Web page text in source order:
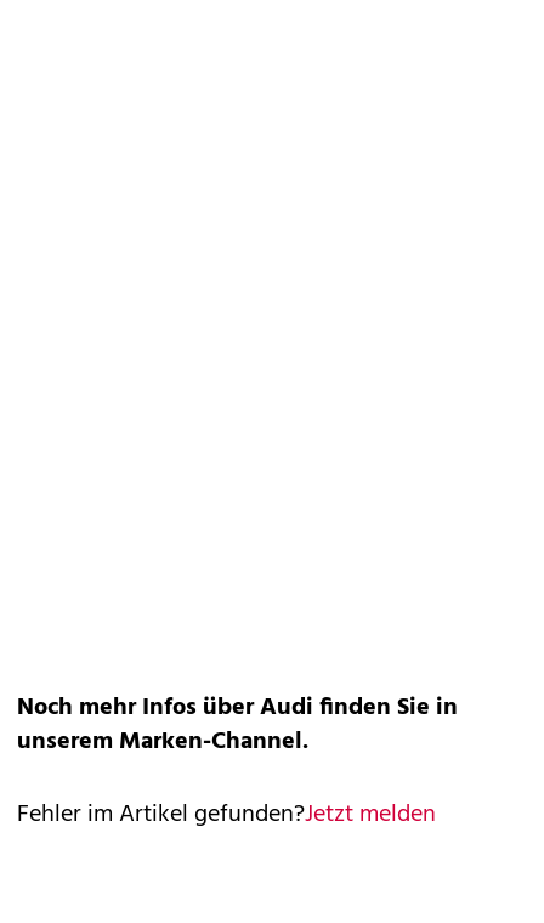
Noch mehr Infos über Audi finden Sie in
unserem Marken-Channel.
Fehler im Artikel gefunden?Jetzt melden